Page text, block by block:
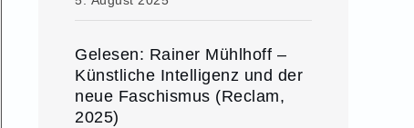
Gelesen: Rainer Mühlhoff –
Künstliche Intelligenz und der
neue Faschismus (Reclam,
2025)